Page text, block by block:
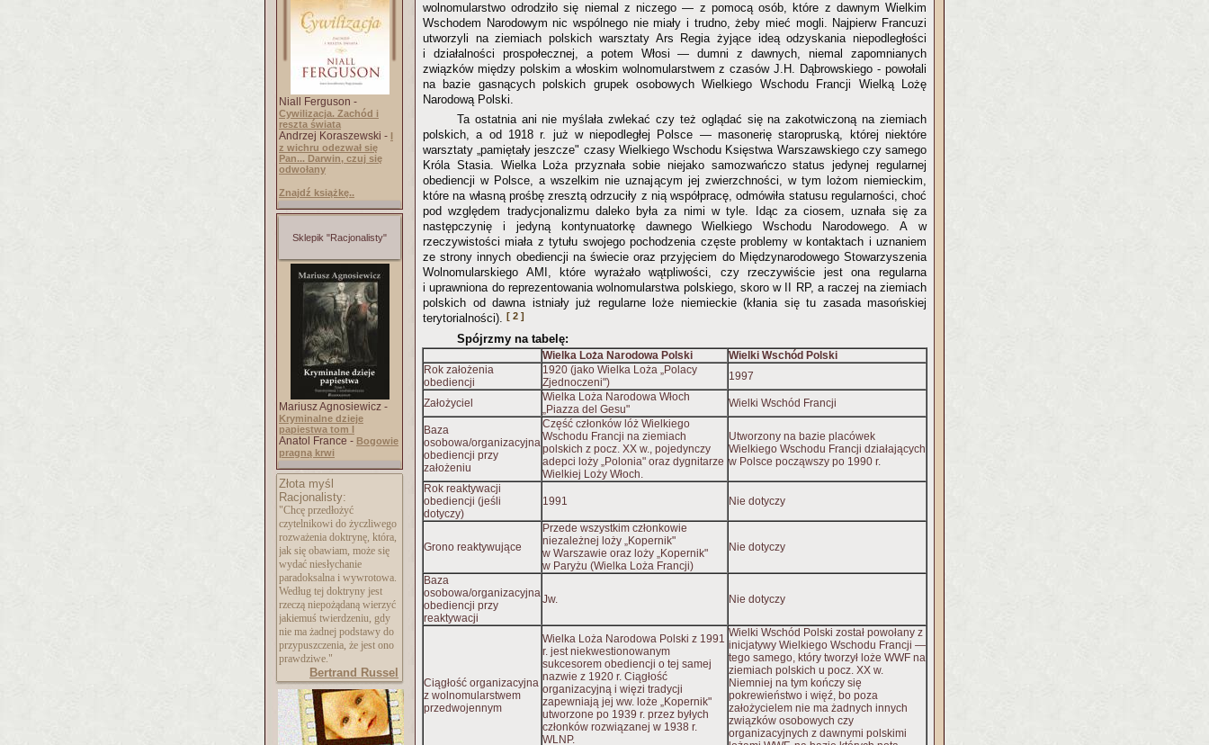
Niall Ferguson -
Cywilizacja. Zachód i
reszta świata
Andrzej Koraszewski - I
z wichru odezwał się
Pan... Darwin, czuj się
odwołany
Znajdź książkę..
Sklepik "Racjonalisty"
Mariusz Agnosiewicz -
Kryminalne dzieje
papiestwa tom I
Anatol France - Bogowie
pragną krwi
Złota myśl
Racjonalisty:
"Chcę przedłożyć
czytelnikowi do życzliwego
rozważenia doktrynę, która,
jak się obawiam, może się
wydać niesłychanie
paradoksalna i wywrotowa.
Według tej doktryny jest
rzeczą niepożądaną wierzyć
jakiemuś twierdzeniu, gdy
nie ma żadnej podstawy do
przypuszczenia, że jest ono
prawdziwe."
Bertrand Russel
wolnomularstwo odrodziło się niemal z niczego — z pomocą osób, które z dawnym Wielkim
Wschodem Narodowym nic wspólnego nie miały i trudno, żeby mieć mogli. Najpierw Francuzi
utworzyli na ziemiach polskich warsztaty Ars Regia żyjące ideą odzyskania niepodległości
i działalności prospołecznej, a potem Włosi — dumni z dawnych, niemal zapomnianych
związków między polskim a włoskim wolnomularstwem z czasów J.H. Dąbrowskiego - powołali
na bazie gasnących polskich grupek osobowych Wielkiego Wschodu Francji Wielką Lożę
Narodową Polski.
Ta ostatnia ani nie myślała zwlekać czy też oglądać się na zakotwiczoną na ziemiach
polskich, a od 1918 r. już w niepodległej Polsce — masonerię staropruską, której niektóre
warsztaty „pamiętały jeszcze" czasy Wielkiego Wschodu Księstwa Warszawskiego czy samego
Króla Stasia. Wielka Loża przyznała sobie niejako samozwańczo status jedynej regularnej
obediencji w Polsce, a wszelkim nie uznającym jej zwierzchności, w tym lożom niemieckim,
które na własną prośbę zresztą odrzuciły z nią współpracę, odmówiła statusu regularności, choć
pod względem tradycjonalizmu daleko była za nimi w tyle. Idąc za ciosem, uznała się za
następczynię i jedyną kontynuatorkę dawnego Wielkiego Wschodu Narodowego. A w
rzeczywistości miała z tytułu swojego pochodzenia częste problemy w kontaktach i uznaniem
ze strony innych obediencji na świecie oraz przyjęciem do Międzynarodowego Stowarzyszenia
Wolnomularskiego AMI, które wyrażało wątpliwości, czy rzeczywiście jest ona regularna
i uprawniona do reprezentowania wolnomularstwa polskiego, skoro w II RP, a raczej na ziemiach
polskich od dawna istniały już regularne loże niemieckie (kłania się tu zasada masońskiej
terytorialności). [ 2 ]
Spójrzmy na tabelę:
Wielka Loża Narodowa Polski
Wielki Wschód Polski
Rok założenia
obediencji
1920 (jako Wielka Loża „Polacy
Zjednoczeni")
1997
Założyciel
Wielka Loża Narodowa Włoch
„Piazza del Gesu"
Wielki Wschód Francji
Baza
osobowa/organizacyjna
obediencji przy
założeniu
Część członków lóż Wielkiego
Wschodu Francji na ziemiach
polskich z pocz. XX w., pojedynczy
adepci loży „Polonia" oraz dygnitarze
Wielkiej Loży Włoch.
Utworzony na bazie placówek
Wielkiego Wschodu Francji działających
w Polsce począwszy po 1990 r.
Rok reaktywacji
obediencji (jeśli
dotyczy)
1991 Nie dotyczy
Grono reaktywujące
Przede wszystkim członkowie
niezależnej loży „Kopernik"
w Warszawie oraz loży „Kopernik"
w Paryżu (Wielka Loża Francji)
Nie dotyczy
Baza
osobowa/organizacyjna
obediencji przy
reaktywacji
Jw. Nie dotyczy
Ciągłość organizacyjna
z wolnomularstwem
przedwojennym
Wielka Loża Narodowa Polski z 1991
r. jest niekwestionowanym
sukcesorem obediencji o tej samej
nazwie z 1920 r. Ciągłość
organizacyjną i więzi tradycji
zapewniają jej ww. loże „Kopernik"
utworzone po 1939 r. przez byłych
członków rozwiązanej w 1938 r.
WLNP.
Wielki Wschód Polski został powołany z
inicjatywy Wielkiego Wschodu Francji —
tego samego, który tworzył loże WWF na
ziemiach polskich u pocz. XX w.
Niemniej na tym kończy się
pokrewieństwo i więź, bo poza
założycielem nie ma żadnych innych
związków osobowych czy
organizacyjnych z dawnymi polskimi